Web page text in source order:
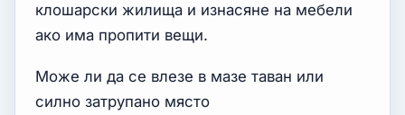
клошарски жилища и изнасяне на мебели
ако има пропити вещи.
Може ли да се влезе в мазе таван или
силно затрупано място